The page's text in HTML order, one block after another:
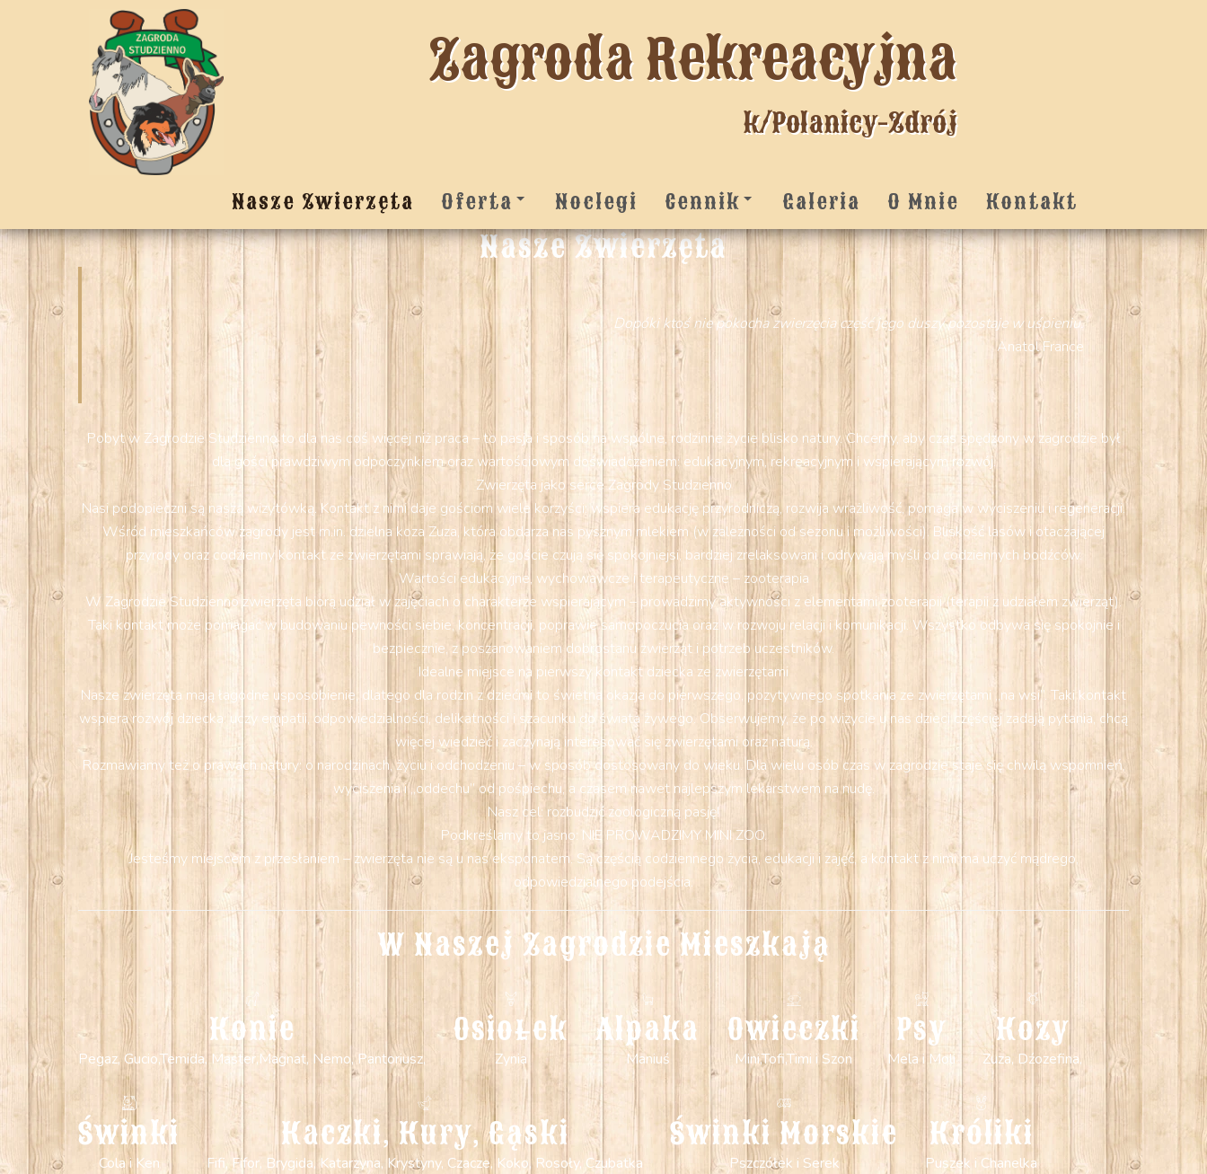
Zagroda Rekreacyjna
k/Polanicy-Zdrój
Nasze Zwierzęta Oferta Noclegi Cennik Galeria O Mnie Kontakt
Nasze Zwierzęta
Dopóki ktoś nie pokocha zwierzęcia część jego duszy pozostaje w uśpieniu.
Anatol France
Pobyt w Zagrodzie Studzienno to dla nas coś więcej niż praca – to pasja i sposób na wspólne, rodzinne życie blisko natury. Chcemy, aby czas spędzony w zagrodzie był
dla gości prawdziwym odpoczynkiem oraz wartościowym doświadczeniem: edukacyjnym, rekreacyjnym i wspierającym rozwój.
Zwierzęta jako serce Zagrody Studzienno
Nasi podopieczni są naszą wizytówką. Kontakt z nimi daje gościom wiele korzyści: wspiera edukację przyrodniczą, rozwija wrażliwość, pomaga w wyciszeniu i regeneracji.
Wśród mieszkańców zagrody jest m.in. dzielna koza Zuza, która obdarza nas pysznym mlekiem (w zależności od sezonu i możliwości). Bliskość lasów i otaczającej
przyrody oraz codzienny kontakt ze zwierzętami sprawiają, że goście czują się spokojniejsi, bardziej zrelaksowani i odrywają myśli od codziennych bodźców.
Wartości edukacyjne, wychowawcze i terapeutyczne – zooterapia
W Zagrodzie Studzienno zwierzęta biorą udział w zajęciach o charakterze wspierającym – prowadzimy aktywności z elementami zooterapii (terapii z udziałem zwierząt).
Taki kontakt może pomagać w budowaniu pewności siebie, koncentracji, poprawie samopoczucia oraz w rozwoju relacji i komunikacji. Wszystko odbywa się spokojnie i
bezpiecznie, z poszanowaniem dobrostanu zwierząt i potrzeb uczestników.
Idealne miejsce na pierwszy kontakt dziecka ze zwierzętami
Nasze zwierzęta mają łagodne usposobienie, dlatego dla rodzin z dziećmi to świetna okazja do pierwszego, pozytywnego spotkania ze zwierzętami „na wsi”. Taki kontakt
wspiera rozwój dziecka: uczy empatii, odpowiedzialności, delikatności i szacunku do świata żywego. Obserwujemy, że po wizycie u nas dzieci częściej zadają pytania, chcą
więcej wiedzieć i zaczynają interesować się zwierzętami oraz naturą.
Rozmawiamy też o prawach natury: o narodzinach, życiu i odchodzeniu – w sposób dostosowany do wieku. Dla wielu osób czas w zagrodzie staje się chwilą wspomnień,
wyciszenia i „oddechu” od pośpiechu, a czasem nawet najlepszym lekarstwem na nudę.
Nasz cel: rozbudzić zoologiczną pasję!
Podkreślamy to jasno: NIE PROWADZIMY MINI ZOO.
Jesteśmy miejscem z przesłaniem – zwierzęta nie są u nas eksponatem. Są częścią codziennego życia, edukacji i zajęć, a kontakt z nimi ma uczyć mądrego,
odpowiedzialnego podejścia.
W Naszej Zagrodzie Mieszkają
Konie
Pegaz, Gucio,Temida, Master,Magnat, Nemo, Pantoriusz,
Osiołek
Zynia
Alpaka
Maniuś
Owieczki
Mini,Tofi,Timi i Szon
Psy
Mela i Moli
Kozy
Zuza, Dźozefina,
Świnki
Cola i Ken
Kaczki, Kury, Gąski
Fifi, Fifor, Brygida, Katarzyna, Krystyny, Czacze, Koko, Rosoły, Czubatka
Świnki Morskie
Pszczółek i Serek
Króliki
Puszek i Chanelka